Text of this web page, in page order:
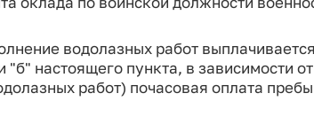
водолазных работ выплачивается
настоящего пункта, в зависимости
работ) почасовая оплата